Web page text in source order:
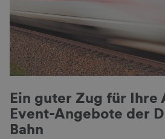
Ein guter Zug für Ihre
Event-Angebote der
Bahn